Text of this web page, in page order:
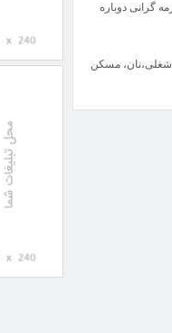
گرانی دوباره
شغلی،نان، مسکن